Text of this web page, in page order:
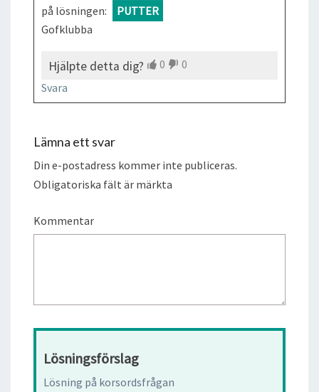
på lösningen:
PUTTER
Gofklubba
Hjälpte detta dig? 0
0
Svara
Lämna ett svar
Din e-postadress kommer inte publiceras.
Obligatoriska fält är märkta
Kommentar
Lösningsförslag
Lösning på korsordsfrågan